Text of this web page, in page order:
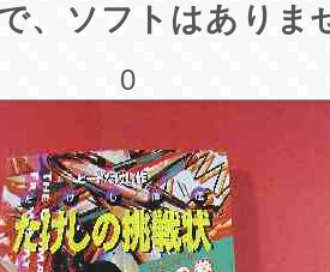
、ソフトはありま
0